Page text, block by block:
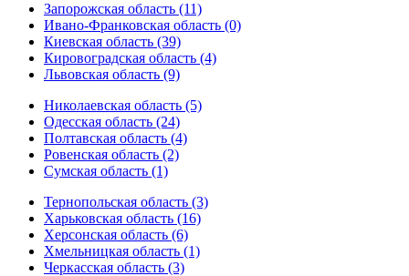
Запорожская область (11)
Ивано-Франковская область (0)
Киевская область (39)
Кировоградская область (4)
Львовская область (9)
Николаевская область (5)
Одесская область (24)
Полтавская область (4)
Ровенская область (2)
Сумская область (1)
Тернопольская область (3)
Харьковская область (16)
Херсонская область (6)
Хмельницкая область (1)
Черкасская область (3)